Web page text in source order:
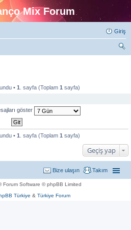
Mix Forum
Giriş
• 1 . sayfa (Toplam 1 sayfa)
göster
• 1 . sayfa (Toplam 1 sayfa)
Geçiş yap
Takım
Bize ulaşın
Forum Software © phpBB Limited
Türkiye & Türkiye Forum